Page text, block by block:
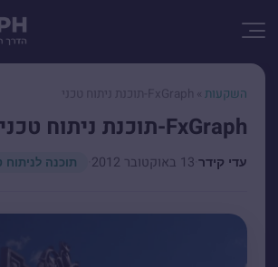
השקעות » FxGraph-תוכנת ניתוח טכני
FxGraph-תוכנת ניתוח טכני
עדי קידר 13 באוקטובר 2012 תוכנה לניתוח